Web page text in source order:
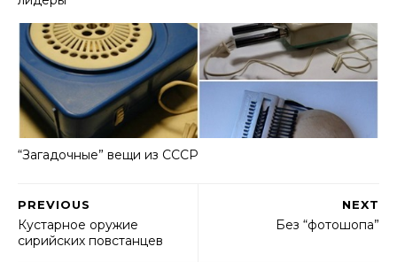
“Загадочные” вещи из СССР
NEXT
Без “фотошопа”
PREVIOUS
Кустарное оружие
сирийских повстанцев